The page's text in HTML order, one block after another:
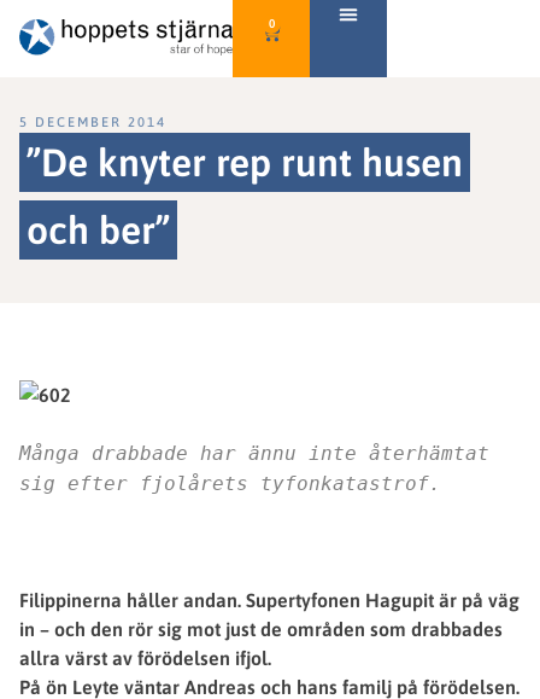
0
5 DECEMBER 2014
”De knyter rep runt husen
och ber”
Många drabbade har ännu inte återhämtat
sig efter fjolårets tyfonkatastrof.
Filippinerna håller andan. Supertyfonen Hagupit är på väg
in – och den rör sig mot just de områden som drabbades
allra värst av förödelsen ifjol.
På ön Leyte väntar Andreas och hans familj på förödelsen.